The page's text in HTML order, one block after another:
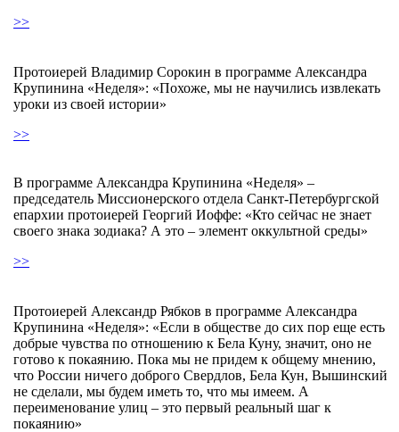
>>
Протоиерей Владимир Сорокин в программе Александра
Крупинина «Неделя»: «Похоже, мы не научились извлекать
уроки из своей истории»
>>
В программе Александра Крупинина «Неделя» –
председатель Миссионерского отдела Санкт-Петербургской
епархии протоиерей Георгий Иоффе: «Кто сейчас не знает
своего знака зодиака? А это – элемент оккультной среды»
>>
Протоиерей Александр Рябков в программе Александра
Крупинина «Неделя»: «Если в обществе до сих пор еще есть
добрые чувства по отношению к Бела Куну, значит, оно не
готово к покаянию. Пока мы не придем к общему мнению,
что России ничего доброго Свердлов, Бела Кун, Вышинский
не сделали, мы будем иметь то, что мы имеем. А
переименование улиц – это первый реальный шаг к
покаянию»